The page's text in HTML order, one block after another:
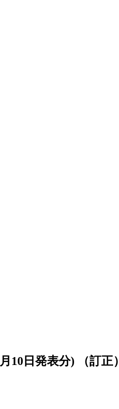
10日発表分) （訂正）